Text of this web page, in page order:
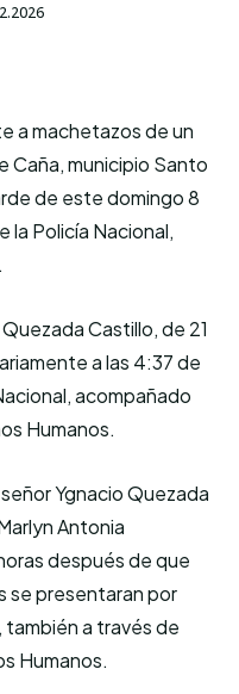
a machetazos de un
Caña, municipio Santo
de este domingo 8
la Policía Nacional,
Castillo, de 21
a las 4:37 de
acompañado
Humanos.
Ygnacio Quezada
Antonia
después de que
se presentaran por
a través de
Humanos.